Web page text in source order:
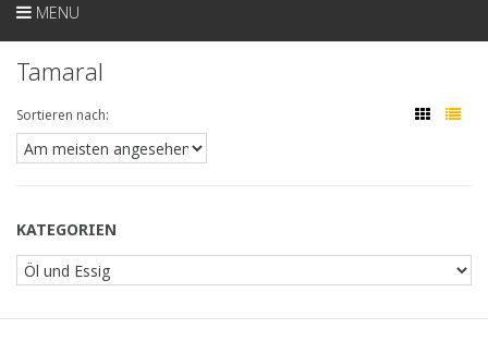
MENU
Tamaral
Sortieren nach:
KATEGORIEN